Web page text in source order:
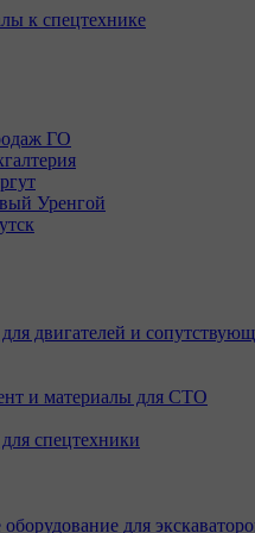
ГО
Уренгой
для двигателей и
и материалы для СТО
спецтехники
для